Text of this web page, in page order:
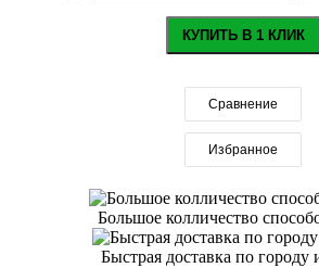
КУПИТЬ В 1 КЛИК
Сравнение
Избранное
Большое колличество
Быстрая доставка по городу